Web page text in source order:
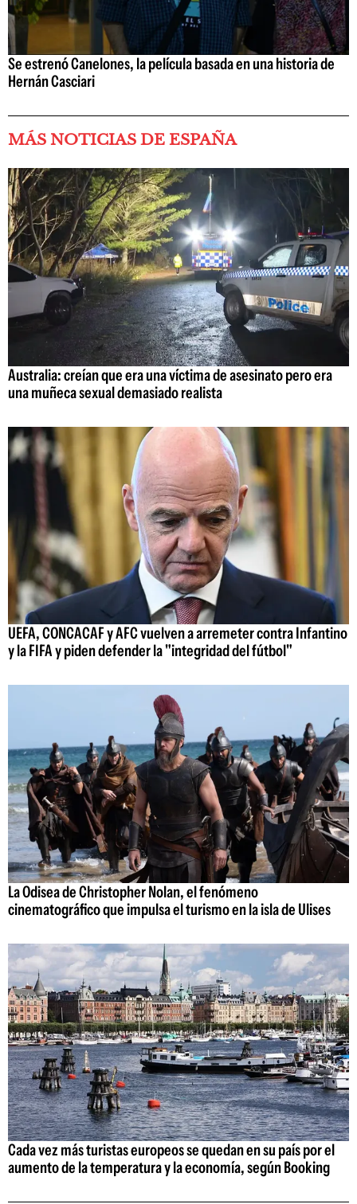
Se estrenó Canelones, la película basada en una historia de
Hernán Casciari
MÁS NOTICIAS DE ESPAÑA
Australia: creían que era una víctima de asesinato pero era
una muñeca sexual demasiado realista
UEFA, CONCACAF y AFC vuelven a arremeter contra Infantino
y la FIFA y piden defender la "integridad del fútbol"
La Odisea de Christopher Nolan, el fenómeno
cinematográfico que impulsa el turismo en la isla de Ulises
Cada vez más turistas europeos se quedan en su país por el
aumento de la temperatura y la economía, según Booking